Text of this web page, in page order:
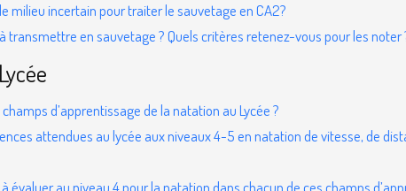
milieu incertain pour traiter le sauvetage en CA2?
transmettre en sauvetage ? Quels critères retenez-vous pour les noter
d’apprentissage de la natation au Lycée ?
attendues au lycée aux niveaux 4-5 en natation de vitesse, de
évaluer au niveau 4 pour la natation dans chacun de ces champs